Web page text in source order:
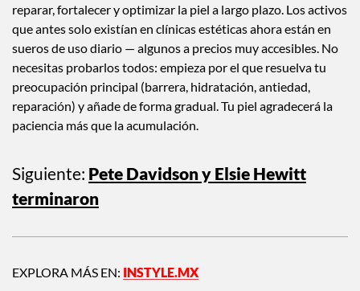
reparar, fortalecer y optimizar la piel a largo plazo. Los activos
que antes solo existían en clínicas estéticas ahora están en
sueros de uso diario — algunos a precios muy accesibles. No
necesitas probarlos todos: empieza por el que resuelva tu
preocupación principal (barrera, hidratación, antiedad,
reparación) y añade de forma gradual. Tu piel agradecerá la
paciencia más que la acumulación.
Siguiente: Pete Davidson y Elsie Hewitt
terminaron
EXPLORA MÁS EN: INSTYLE.MX